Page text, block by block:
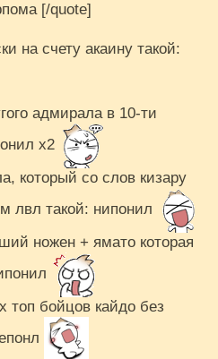
[/quote]
на счету акаину такой:
адмирала в 10-ти
х2
который со слов кизару
лвл такой: нипонил
ножен + ямато которая
топ бойцов кайдо без